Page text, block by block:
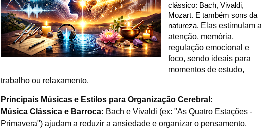
clássico: Bach, Vivaldi,
Mozart. E também sons da
natureza. Elas estimulam a
atenção, memória,
regulação emocional e
foco, sendo ideais para
momentos de estudo,
trabalho ou relaxamento.
Principais Músicas e Estilos para Organização Cerebral:
Música Clássica e Barroca: Bach e Vivaldi (ex: "As Quatro Estações -
Primavera") ajudam a reduzir a ansiedade e organizar o pensamento.